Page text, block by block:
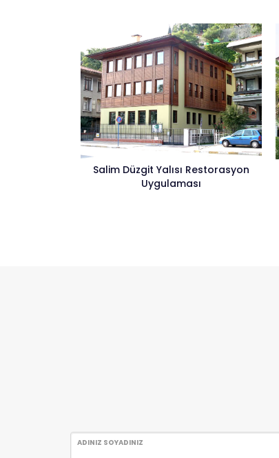
Salim Düzgit Yalısı Restorasyon
Uygulaması
ADINIZ SOYADINIZ